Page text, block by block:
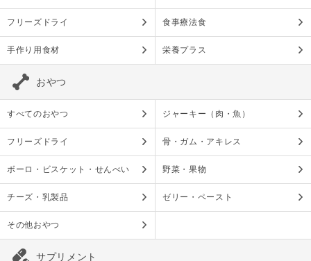
フリーズドライ 食事療法食
手作り用食材 栄養プラス
おやつ
すべてのおやつ ジャーキー（肉・魚）
フリーズドライ 骨・ガム・アキレス
ボーロ・ビスケット・せんべい 野菜・果物
チーズ・乳製品 ゼリー・ペースト
その他おやつ
サプリメント